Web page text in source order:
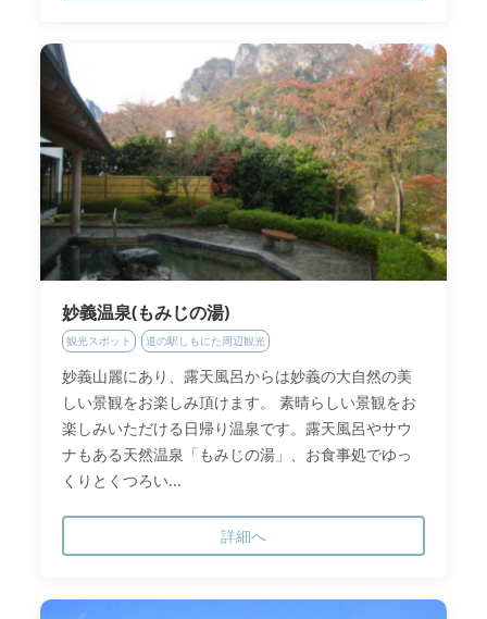
妙義温泉(もみじの湯)
観光スポット 道の駅しもにた周辺観光
妙義山麗にあり、露天風呂からは妙義の大自然の美
しい景観をお楽しみ頂けます。 素晴らしい景観をお
楽しみいただける日帰り温泉です。露天風呂やサウ
ナもある天然温泉「もみじの湯」、お食事処でゆっ
くりとくつろい...
詳細へ